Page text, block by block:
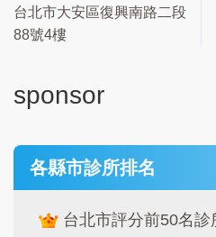
台北市大安區復興南路二段
88號4樓
sponsor
各縣市診所排名
台北市評分前50名診